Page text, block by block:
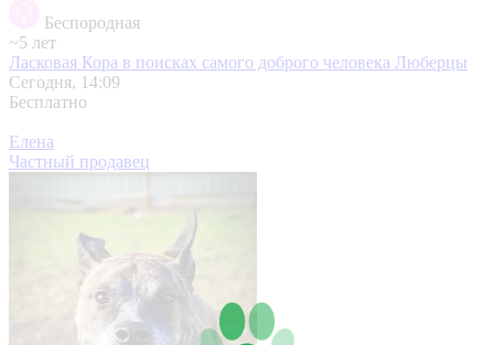
Беспородная
~5 лет
Ласковая Кора в поисках самого доброго человека Люберцы
Сегодня, 14:09
Бесплатно
Елена
Частный продавец